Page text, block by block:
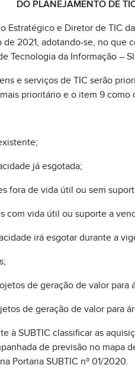
DO PLANEJAMENTO DE
Estratégico e Diretor de TIC
2021, adotando-se, no que
Tecnologia da Informação –
e serviços de TIC serão
prioritário e o item 9 como
já esgotada;
fora de vida útil ou sem
vida útil ou suporte a
irá esgotar durante a
de geração de valor para
de geração de valor para
à SUBTIC classificar as
de previsão no mapa
Portaria SUBTIC nº 01/2020.